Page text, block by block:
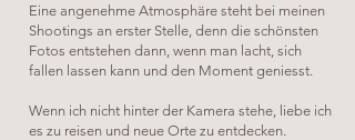
Eine angenehme Atmosphäre steht bei meinen
Shootings an erster Stelle, denn die schönsten
Fotos entstehen dann, wenn man lacht, sich
fallen lassen kann und den Moment geniesst.
Wenn ich nicht hinter der Kamera stehe, liebe ich
es zu reisen und neue Orte zu entdecken.